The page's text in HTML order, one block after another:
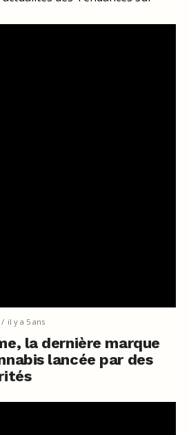
il y a 5 ans
la dernière marque
lancée par des